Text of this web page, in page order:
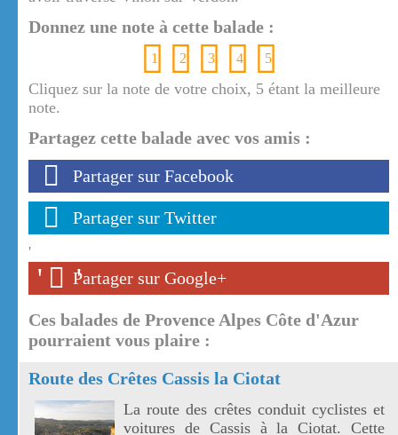
Donnez une note à cette balade :
1 2 3 4 5
Cliquez sur la note de votre choix, 5 étant la meilleure
note.
Partagez cette balade avec vos amis :
Partager sur Facebook
Partager sur Twitter
'
' '
Partager sur Google+
Ces balades de Provence Alpes Côte d'Azur
pourraient vous plaire :
Route des Crêtes Cassis la Ciotat
La route des crêtes conduit cyclistes et
voitures de Cassis à la Ciotat. Cette